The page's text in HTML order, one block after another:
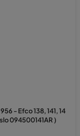
- Efco 138, 141, 14
094500141AR )